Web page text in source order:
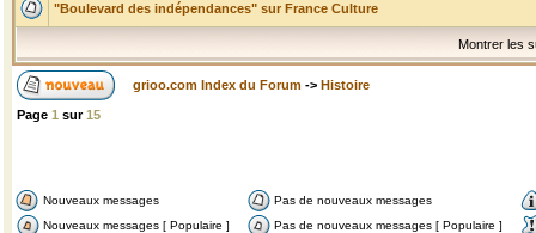
"Boulevard des indépendances" sur France Culture
Montrer les
grioo.com Index du Forum -> Histoire
Page 1 sur15
Nouveaux messages
Pas de nouveaux messages
Nouveaux messages [ Populaire ]
Pas de nouveaux messages [ Populaire ]